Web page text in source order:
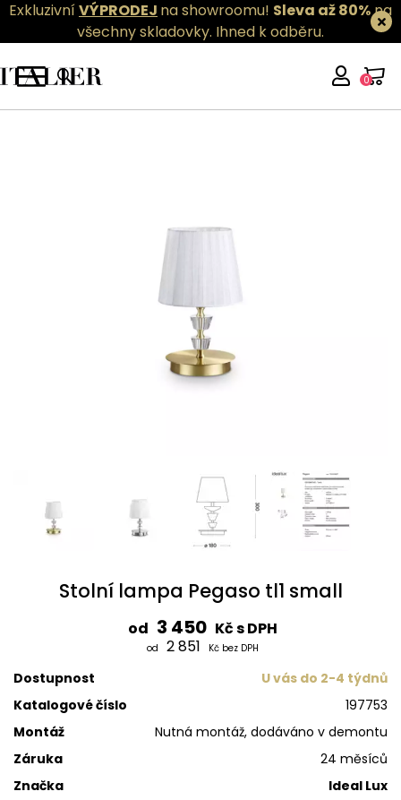
ExkluzivníVÝPRODEJ na showroomu! Sleva až 80%na
všechny skladovky. Ihned k odběru.
0
Stolní lampa Pegaso tl1 small
od 3 450 Kč s DPH
od 2 851 Kč bez DPH
Dostupnost
U vás do 2-4 týdnů
Katalogové číslo
197753
Montáž
Nutná montáž, dodáváno v demontu
Záruka
24 měsíců
Značka
Ideal Lux